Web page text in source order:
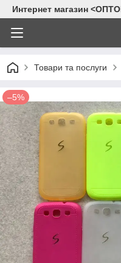
Интернет магазин
Товари та послуги
–5%